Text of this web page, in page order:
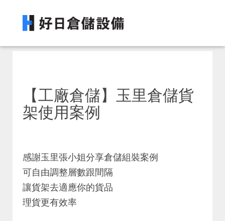
【工廠倉儲】玉里倉儲貨
架使用案例
感謝玉里張小姐分享倉儲組裝案例
可自由調整層數跟間隔
讓貨架去適應你的貨品
理貨更有效率